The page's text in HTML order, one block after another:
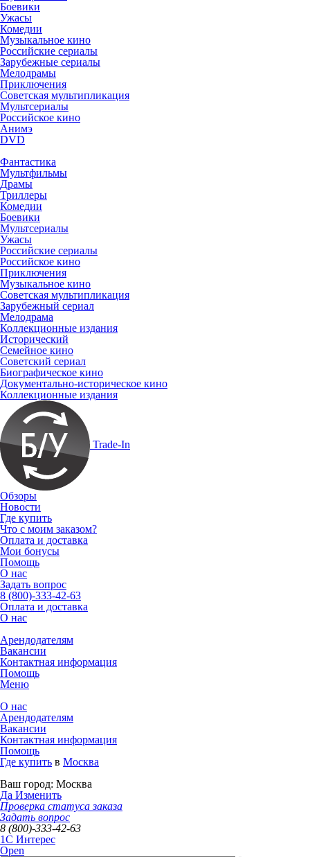
Боевики
Ужасы
Комедии
Музыкальное кино
Российские сериалы
Зарубежные сериалы
Мелодрамы
Приключения
Советская мультипликация
Мультсериалы
Российское кино
Анимэ
DVD
Фантастика
Мультфильмы
Драмы
Триллеры
Комедии
Боевики
Мультсериалы
Ужасы
Российские сериалы
Российское кино
Приключения
Музыкальное кино
Советская мультипликация
Зарубежный сериал
Мелодрама
Коллекционные издания
Исторический
Семейное кино
Советский сериал
Биографическое кино
Документально-историческое кино
Коллекционные издания
Trade-In
Обзоры
Новости
Где купить
Что с моим заказом?
Оплата и доставка
Мои бонусы
Помощь
О нас
Задать вопрос
8 (800)-333-42-63
Оплата и доставка
О нас
Арендодателям
Вакансии
Контактная информация
Помощь
Меню
О нас
Арендодателям
Вакансии
Контактная информация
Помощь
Где купить в Москва
Ваш город: Москва
Да Изменить
Проверка статуса заказа
Задать вопрос
8 (800)-333-42-63
1C Интерес
Open